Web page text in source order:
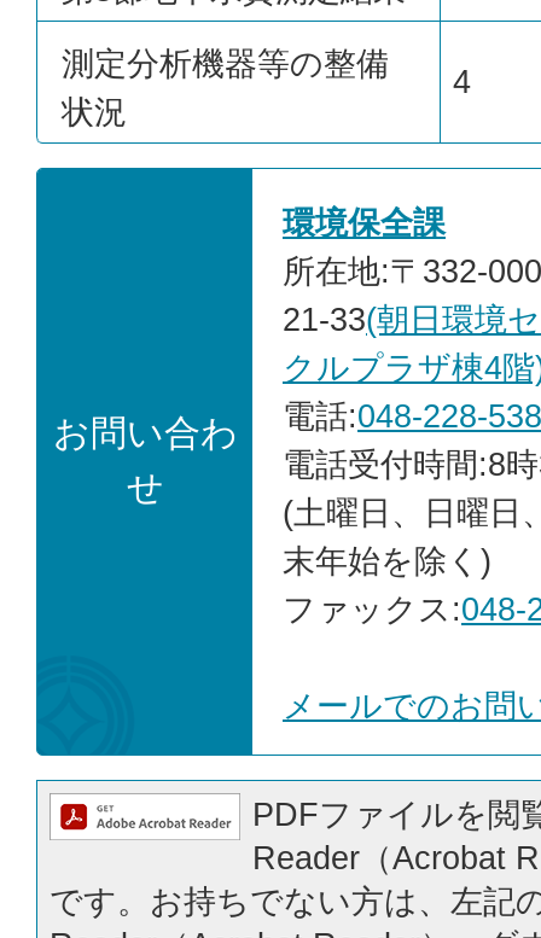
測定分析機器等の整備
状況
4
お問い合わ
せ
環境保全課
所在地:〒332-
21-33(朝日環境
クルプラザ棟4
電話:048-228-
電話受付時間:8
(土曜日、日曜日
末年始を除く)
ファックス:048-
メールでのお問
PDFファイルを閲
Reader（Acrobat
です。お持ちでない方は、左記